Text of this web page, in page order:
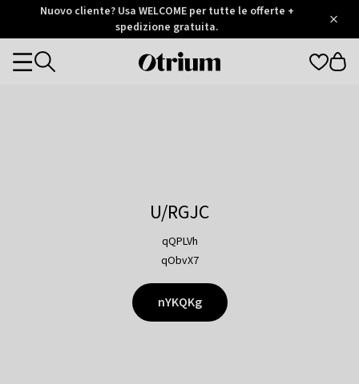
Otrium
Trustpilot
Nuovo cliente? Usa WELCOME per tutte le offerte +
spedizione gratuita.
Otrium
Categories
U/RGJC
qQPLVh
qObvX7
nYKQKg